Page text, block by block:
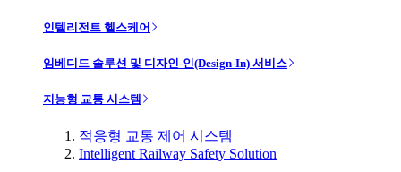
인텔리전트 헬스케어
임베디드 솔루션 및 디자인-인(Design-In) 서비스
지능형 교통 시스템
적응형 교통 제어 시스템
Intelligent Railway Safety Solution